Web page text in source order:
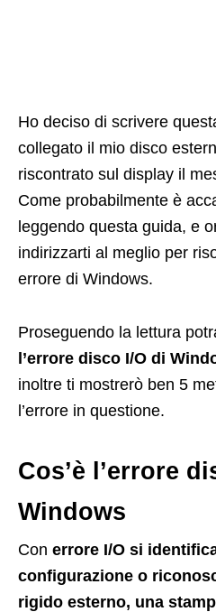
Ho deciso di scrivere
collegato il mio disco
riscontrato sul display il
Come probabilmente è
leggendo questa guida, e
indirizzarti al meglio per
errore di Windows.
Proseguendo la lettura
l’errore disco I/O di
inoltre ti mostrerò ben 5
l’errore in questione.
Cos’è l’errore
Windows
Con errore I/O si
configurazione o
rigido esterno, una